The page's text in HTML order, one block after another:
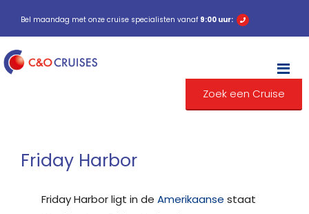
Bel maandag met onze cruise specialisten vanaf 9:00 uur:
Zoek een Cruise
Friday Harbor
Friday Harbor ligt in de Amerikaanse staat